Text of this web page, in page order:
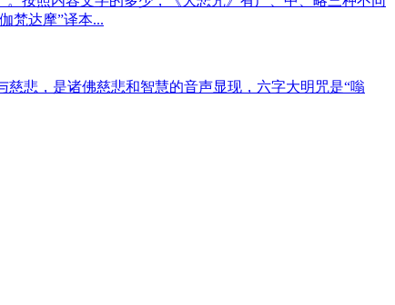
梵达摩”译本...
悲，是诸佛慈悲和智慧的音声显现，六字大明咒是“嗡